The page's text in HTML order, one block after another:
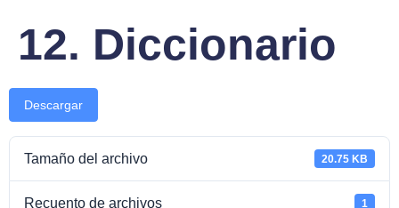
12. Diccionario
Descargar
Tamaño del archivo 20.75 KB
Recuento de archivos 1